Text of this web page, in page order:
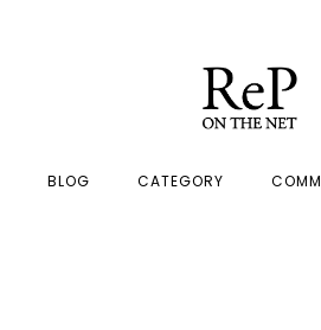
BLOG CATEGORY